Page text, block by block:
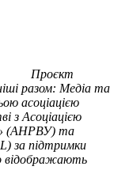
Проєкт
разом: Медіа та
асоціацією
з Асоціацією
(АНРВУ) та
за підтримки
відображають